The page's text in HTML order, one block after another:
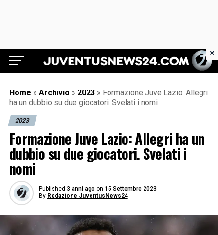
Juventus News 24
Home » Archivio » 2023 » Formazione Juve Lazio: Allegri
ha un dubbio su due giocatori. Svelati i nomi
2023
Formazione Juve Lazio: Allegri ha un
dubbio su due giocatori. Svelati i
nomi
Published 3 anni ago on 15 Settembre 2023
By Redazione JuventusNews24
×